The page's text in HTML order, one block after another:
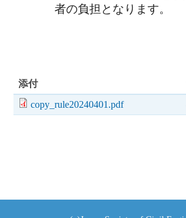
者の負担となります。
添付
copy_rule20240401.pdf